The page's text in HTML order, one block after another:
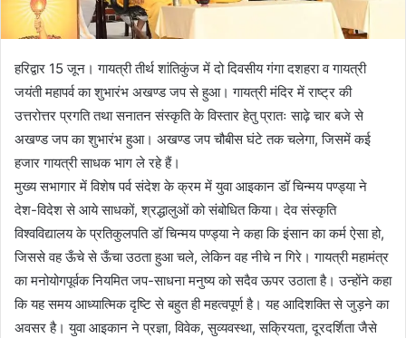
हरिद्वार 15 जून। गायत्री तीर्थ शांतिकुंज में दो दिवसीय गंगा दशहरा व गायत्री
जयंती महापर्व का शुभारंभ अखण्ड जप से हुआ। गायत्री मंदिर में राष्ट्र की
उत्तरोत्तर प्रगति तथा सनातन संस्कृति के विस्तार हेतु प्रातः साढ़े चार बजे से
अखण्ड जप का शुभारंभ हुआ। अखण्ड जप चौबीस घंटे तक चलेगा, जिसमें कई
हजार गायत्री साधक भाग ले रहे हैं।
मुख्य सभागार में विशेष पर्व संदेश के क्रम में युवा आइकान डॉ चिन्मय पण्ड्या ने
देश-विदेश से आये साधकों, श्रद्धालुओं को संबोधित किया। देव संस्कृति
विश्वविद्यालय के प्रतिकुलपति डॉ चिन्मय पण्ड्या ने कहा कि इंसान का कर्म ऐसा हो,
जिससे वह ऊँचे से ऊँचा उठता हुआ चले, लेकिन वह नीचे न गिरे। गायत्री महामंत्र
का मनोयोगपूर्वक नियमित जप-साधना मनुष्य को सदैव ऊपर उठाता है। उन्होंने कहा
कि यह समय आध्यात्मिक दृष्टि से बहुत ही महत्वपूर्ण है। यह आदिशक्ति से जुड़ने का
अवसर है। युवा आइकान ने प्रज्ञा, विवेक, सुव्यवस्था, सक्रियता, दूरदर्शिता जैसे